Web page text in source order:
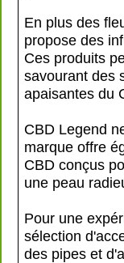
En plus des
propose des
Ces produits
savourant des
apaisantes du
CBD Legend
marque offre
CBD conçus
une peau
Pour une
sélection
des pipes et